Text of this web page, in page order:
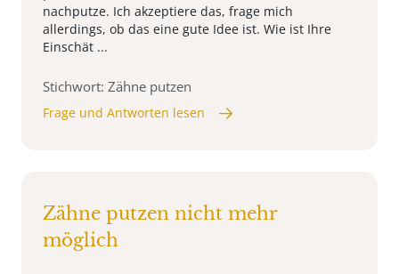
nachputze. Ich akzeptiere das, frage mich
allerdings, ob das eine gute Idee ist. Wie ist Ihre
Einschät ...
Stichwort: Zähne putzen
Frage und Antworten lesen
Zähne putzen nicht mehr
möglich